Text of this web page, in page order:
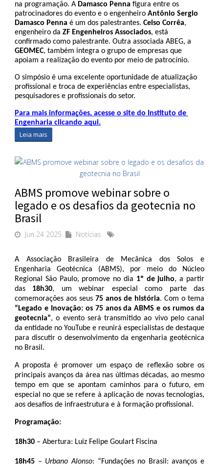
na programação. A Damasco Penna figura entre os
patrocinadores do evento e o engenheiro Antônio Sergio
Damasco Penna é um dos palestrantes. Celso Corrêa,
engenheiro da ZF Engenheiros Associados, está
GEOMEC, também integra o grupo de empresas que
apoiam a realização do evento por meio de patrocínio.
O simpósio é uma excelente oportunidade de atualização
profissional e troca de experiências entre especialistas,
pesquisadores e profissionais do setor.
Para mais informações, acesse o site do Instituto de
Engenharia clicando aqui.
Leia mais
ABMS promove webinar sobre o
legado e os desafios da geotecnia no
Brasil
Jun 24 2025 Notícias
A Associação Brasileira de Mecânica dos Solos e
Engenharia Geotécnica (ABMS), por meio do Núcleo
Regional São Paulo, promove no dia 1º de julho, a partir
das 18h30, um webinar especial como parte das
comemorações aos seus 75 anos de história
“Legado e Inovação: os 75 anos da ABMS e os rumos da
geotecnia”, o evento será transmitido ao vivo pelo canal
da entidade no YouTube e reunirá especialistas de destaque
para discutir o desenvolvimento da engenharia geotécnica
no Brasil.
A proposta é promover um espaço de reflexão sobre os
principais avanços da área nas últimas décadas, ao mesmo
tempo em que se apontam caminhos para o futuro, em
especial no que se refere à aplicação de novas tecnologias,
aos desafios de infraestrutura e à formação profissional.
Programação:
18h30 – Abertura: Luiz Felipe Goulart Fiscina
18h45 – Urbano Alonso: “Fundações no Brasil: avanços e